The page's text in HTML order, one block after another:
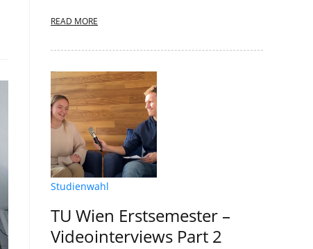
READ MORE
Studienwahl
TU Wien Erstsemester –
Videointerviews Part 2